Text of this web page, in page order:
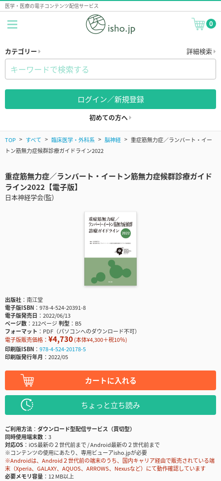
医学・医療の電子コンテンツ配信サービス
0
カテゴリー 詳細検索
ログイン／新規登録
初めての方へ
TOP すべて 臨床医学・外科系 脳神経
重症筋無力症／ランバート・イー
トン筋無力症候群診療ガイドライン2022
重症筋無力症／ランバート・イートン筋無力症候群診療ガイド
ライン2022【電子版】
日本神経学会(監)
出版社
南江堂
電子版ISBN
978-4-524-20391-8
電子版発売日
2022/06/13
ページ数
212ページ判型
B5
フォーマット
PDF（パソコンへのダウンロード不可）
電子版販売価格： ¥4,730(本体¥4,300＋税10％)
印刷版ISBN
978-4-524-20178-5
印刷版発行年月
2022/05
カートに入れる
ちょっと立ち読み
ご利用方法
ダウンロード型配信サービス（買切型）
同時使用端末数
3
対応OS
iOS最新の２世代前まで / Android最新の２世代前まで
※コンテンツの使用にあたり、専用ビューアisho.jpが必要
※Androidは、Android２世代前の端末のうち、国内キャリア経由で販売されている端
末（Xperia、GALAXY、AQUOS、ARROWS、Nexusなど）にて動作確認しています
必要メモリ容量
12 MB以上